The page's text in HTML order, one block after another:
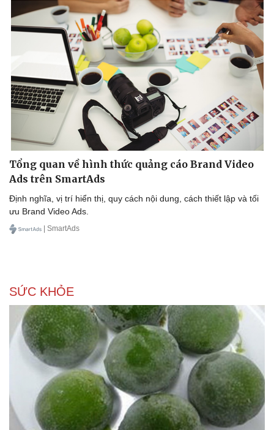
Văn hóa
Sân khấu - Điện ảnh
Âm nhạc
Di sản
Giải trí
Nghệ
Thời
Sao
Tổng quan về hình thức quảng cáo Brand Video
Ads trên SmartAds
Định nghĩa, vị trí hiển thị, quy cách nội dung, cách thiết lập và tối
ưu Brand Video Ads.
| SmartAds
SỨC KHỎE